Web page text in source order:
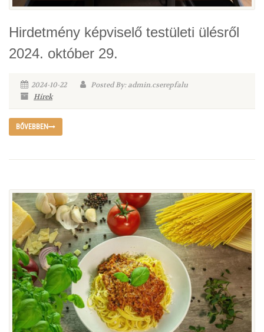
Hirdetmény képviselő testületi ülésről
2024. október 29.
2024-10-22
Posted By: admin.cserepfalu
Hírek
BŐVEBBEN